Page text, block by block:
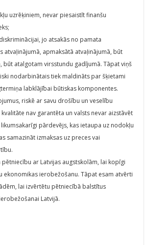
uzrēķiniem, nevar piesaistīt finanšu
jo atsakās no pamata
atvaļinājumā, apmaksātā atvaļinājumā, būt
atalgotam virsstundu gadījumā. Tāpat viņš
nodarbinātais tiek maldināts par šķietami
labklājībai būtiskas komponentes.
riskē ar savu drošību un veselību
nav garantēta un valsts nevar aizstāvēt
pārdevējs, kas ietaupa uz nodokļu
samazināt izmaksas uz preces vai
ar Latvijas augstskolām, lai kopīgi
ekonomikas ierobežošanu. Tāpat esam atvērti
lai izvērtētu pētniecībā balstītus
Latvijā.